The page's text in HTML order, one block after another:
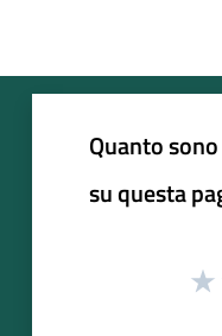
Quanto
su questa